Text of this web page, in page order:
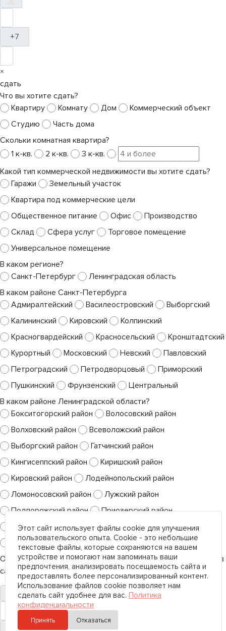
+7
×
сдать
Что вы хотите сдать?
Квартиру
Комнату Дом
Коммерческий объект
Студию
Часть дома
Скольки комнатная квартира?
1 к-кв.
2 к-кв.
3 к-кв.
Какой тип коммерческой недвижимости вы хотите сдать?
Гаражи
Земельный участок
Квартира под коммерческие цели
Общественное питание
Офис
Производство
Склад
Сфера услуг
Торговое помещение
Универсальное помещение
В каком регионе?
Санкт-Петербург
Ленинградская область
В каком районе Санкт-Петербурга
Адмиралтейский
Василеостровский
Выборгский
Калининский
Кировский
Колпинский
Красногвардейский
Красносельский
Кронштадтский
Курортный
Московский Невский
Павловский
Петроградский
Петродворцовый
Приморский
Пушкинский
Фрунзенский
Центральный
В каком районе Ленинградской области?
Бокситогорский район
Волосовский район
Волховский район
Всеволожский район
Выборгский район
Гатчинский район
Кингисеппский район
Киришский район
Кировский район
Лодейнопольский район
Ломоносовский район
Лужский район
Подпорожский район
Приозерский район
Сланцевский район
Тихвинский район
Тосненский район
Оставьте Ваш контакт и наши специалисты свяжутся с Вами в
самые кротчайшие сроки.
Этот сайт использует файлы cookie для улучшения
пользовательского опыта. Cookie - это небольшие
текстовые файлы, которые сохраняются на вашем
устройстве и помогают нам запоминать ваши
предпочтения, анализировать посещаемость сайта и
предоставлять более персонализированный контент.
Использование файлов cookie позволяет нам
сделать сайт удобнее для вас. Политика
конфиденциальности
Принять Отказаться